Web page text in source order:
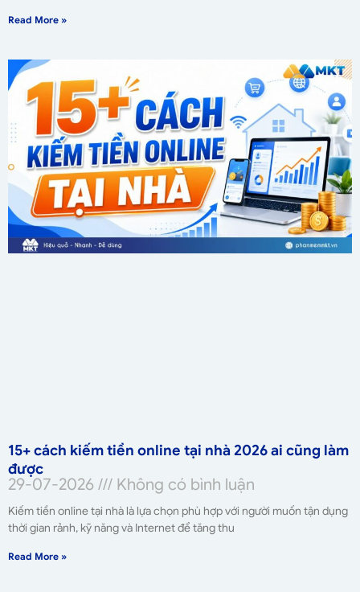
Read More »
15+ cách kiếm tiền online tại nhà 2026 ai cũng làm
được
29-07-2026 Không có bình luận
Kiếm tiền online tại nhà là lựa chọn phù hợp với người muốn tận dụng
thời gian rảnh, kỹ năng và Internet để tăng thu
Read More »